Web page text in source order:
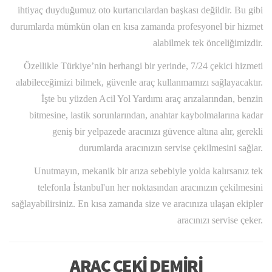
ihtiyaç duyduğumuz oto kurtarıcılardan başkası değildir. Bu gibi
durumlarda mümkün olan en kısa zamanda profesyonel bir hizmet
alabilmek tek önceliğimizdir.
Özellikle Türkiye’nin herhangi bir yerinde, 7/24 çekici hizmeti
alabileceğimizi bilmek, güvenle araç kullanmamızı sağlayacaktır.
İşte bu yüzden Acil Yol Yardımı araç arızalarından, benzin
bitmesine, lastik sorunlarından, anahtar kaybolmalarına kadar
geniş bir yelpazede aracınızı güvence altına alır, gerekli
durumlarda aracınızın servise çekilmesini sağlar.
Unutmayın, mekanik bir arıza sebebiyle yolda kalırsanız tek
telefonla İstanbul'un her noktasından aracınızın çekilmesini
sağlayabilirsiniz. En kısa zamanda size ve aracınıza ulaşan ekipler
aracınızı servise çeker.
ARAÇ ÇEKİ DEMİRİ